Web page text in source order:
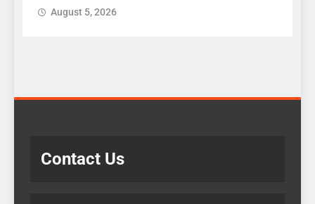
August 5, 2026
Contact Us